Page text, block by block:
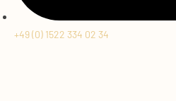
+49 (0) 1522 334 02 34